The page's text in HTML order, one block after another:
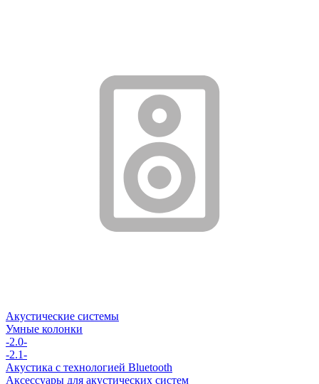
Акустические системы
Умные колонки
-2.0-
-2.1-
Акустика с технологией Bluetooth
Аксессуары для акустических систем